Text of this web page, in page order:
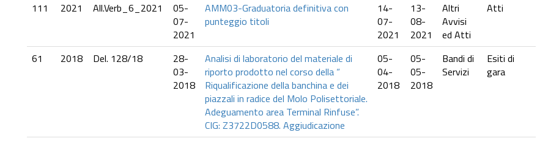
111 2021 All.Verb_6_2021
05-
07-
2021
AMM03-Graduatoria definitiva con
punteggio titoli
14-
07-
2021
13-
08-
2021
Altri
Avvisi
ed Atti
Atti
61 2018 Del. 128/18
28-
03-
2018
Analisi di laboratorio del materiale di
riporto prodotto nel corso della “
Riqualificazione della banchina e dei
piazzali in radice del Molo Polisettoriale.
Adeguamento area Terminal Rinfuse”.
CIG: Z3722D0588. Aggiudicazione
05-
04-
2018
05-
05-
2018
Bandi di
Servizi
Esiti di
gara